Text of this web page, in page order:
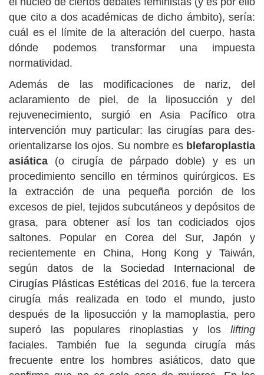
que cito a dos académicas de dicho ámbito), sería:
cuál es el límite de la alteración del cuerpo, hasta
dónde podemos transformar una impuesta
normatividad.
Además de las modificaciones de nariz, del
aclaramiento de piel, de la liposucción y del
rejuvenecimiento, surgió en Asia Pacífico otra
intervención muy particular: las cirugías para des-
orientalizarse los ojos. Su nombre es blefaroplastia
asiática (o cirugía de párpado doble) y es un
procedimiento sencillo en términos quirúrgicos. Es
la extracción de una pequeña porción de los
excesos de piel, tejidos subcutáneos y depósitos de
grasa, para obtener así los tan codiciados ojos
saltones. Popular en Corea del Sur, Japón y
recientemente en China, Hong Kong y Taiwán,
según datos de la Sociedad Internacional de
Cirugías Plásticas Estéticas del 2016, fue la tercera
cirugía más realizada en todo el mundo, justo
después de la liposucción y la mamoplastia, pero
superó las populares rinoplastias y los lifting
faciales. También fue la segunda cirugía más
frecuente entre los hombres asiáticos, dato que